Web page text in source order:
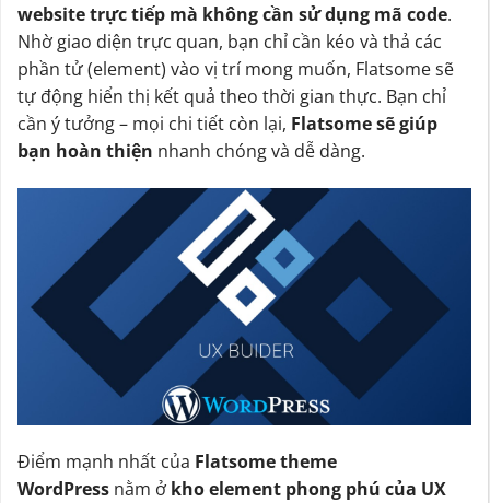
website trực tiếp mà không cần sử dụng mã code.
Nhờ giao diện trực quan, bạn chỉ cần kéo và thả các
phần tử (element) vào vị trí mong muốn, Flatsome sẽ
tự động hiển thị kết quả theo thời gian thực. Bạn chỉ
cần ý tưởng – mọi chi tiết còn lại, Flatsome sẽ giúp
bạn hoàn thiện nhanh chóng và dễ dàng.
Điểm mạnh nhất của Flatsome theme
WordPress nằm ở kho element phong phú của UX